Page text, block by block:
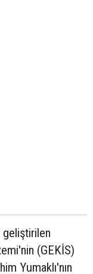
geliştirilen
(GEKİS)
Yumaklı'nın